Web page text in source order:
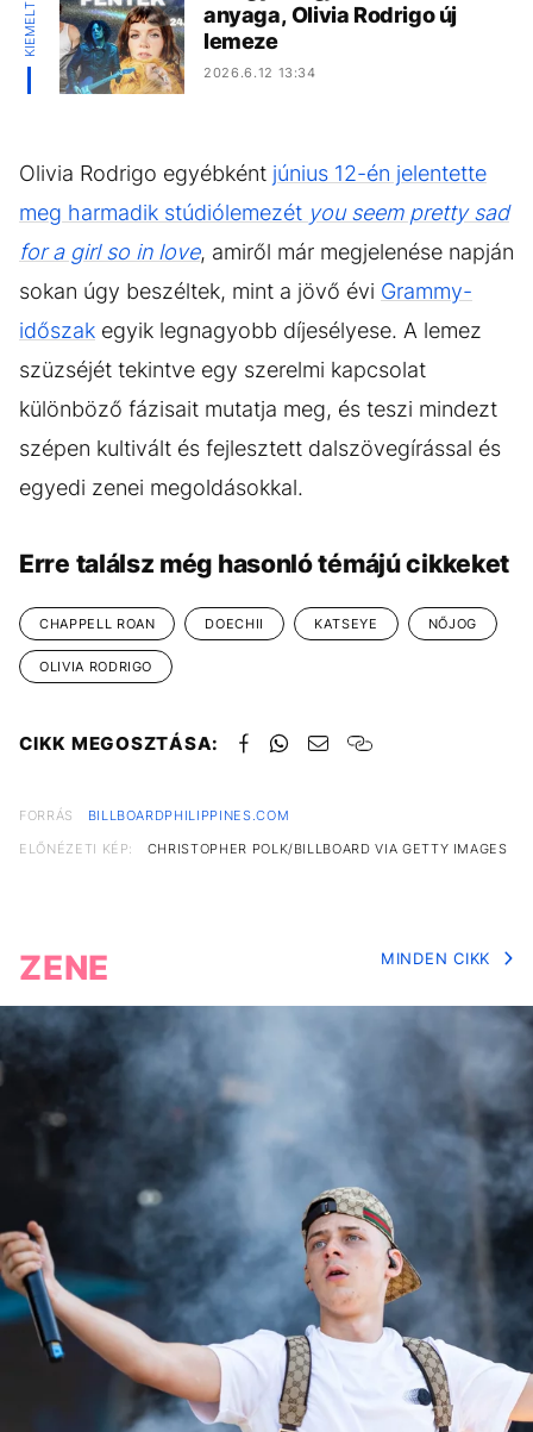
anyaga, Olivia Rodrigo új
lemeze
2026.6.12 13:34
Olivia Rodrigo egyébként június 12-én jelentette
meg harmadik stúdiólemezét you seem pretty sad
for a girl so in love, amiről már megjelenése napján
sokan úgy beszéltek, mint a jövő évi Grammy-
időszak egyik legnagyobb díjesélyese. A lemez
szüzséjét tekintve egy szerelmi kapcsolat
különböző fázisait mutatja meg, és teszi mindezt
szépen kultivált és fejlesztett dalszövegírással és
egyedi zenei megoldásokkal.
Erre találsz még hasonló témájú cikkeket
CHAPPELL ROAN DOECHII KATSEYE NŐJOG
OLIVIA RODRIGO
CIKK MEGOSZTÁSA:
FORRÁS
BILLBOARDPHILIPPINES.COM
ELŐNÉZETI KÉP:
CHRISTOPHER POLK/BILLBOARD VIA GETTY IMAGES
ZENE MINDEN CIKK